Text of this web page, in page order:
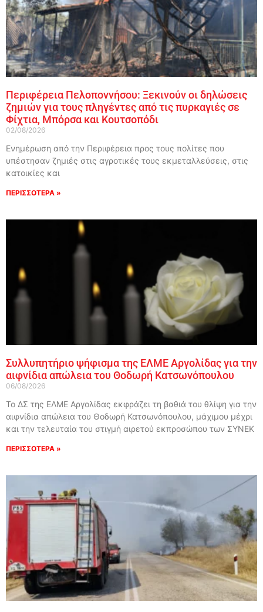
Περιφέρεια Πελοποννήσου: Ξεκινούν οι δηλώσεις
ζημιών για τους πληγέντες από τις πυρκαγιές σε
Φίχτια, Μπόρσα και Κουτσοπόδι
02/08/2026
Ενημέρωση από την Περιφέρεια προς τους πολίτες που
υπέστησαν ζημιές στις αγροτικές τους εκμεταλλεύσεις, στις
κατοικίες και
ΠΕΡΙΣΣΟΤΕΡΑ »
Συλλυπητήριο ψήφισμα της ΕΛΜΕ Αργολίδας για την
αιφνίδια απώλεια του Θοδωρή Κατσωνόπουλου
06/08/2026
Το ΔΣ της ΕΛΜΕ Αργολίδας εκφράζει τη βαθιά του θλίψη για την
αιφνίδια απώλεια του Θοδωρή Κατσωνόπουλου, μάχιμου μέχρι
και την τελευταία του στιγμή αιρετού εκπροσώπου των ΣΥΝΕΚ
ΠΕΡΙΣΣΟΤΕΡΑ »